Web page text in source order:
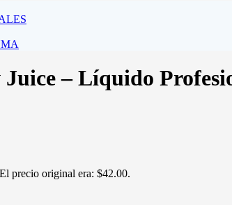
– Líquido
El precio original era: $42.00.